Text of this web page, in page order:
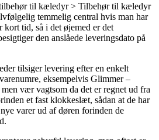
til kæledyr > Tilbehør til kæledyr
temmelig central hvis man har
tid, så i det øjemed er det
den anslåede leveringsdato på
tilsiger levering efter en enkelt
eksempelvis Glimmer –
vær vagtsom da det er regnet ud fra
et fast klokkeslæt, sådan at de har
varer ud af døren forinden de